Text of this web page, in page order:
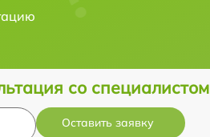
со специалистом
Оставить заявку